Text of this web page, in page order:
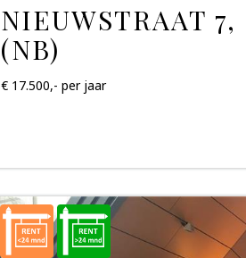
NIEUWSTRAAT
(NB)
€ 17.500,- per jaar